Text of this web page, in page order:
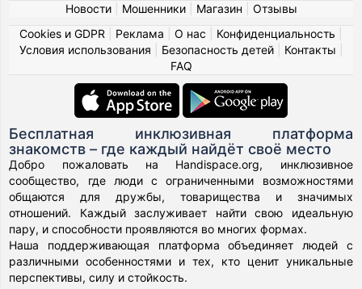
Новости| Мошенники| Магазин
Отзывы
Cookies и GDPR
Реклама О нас Конфиденциальность
Условия использования
Безопасность детей| Контакты
FAQ
Бесплатная инклюзивная платформа
знакомств – где каждый найдёт своё место
Добро пожаловать на Handispace.org, инклюзивное
сообщество, где люди с ограниченными возможностями
общаются для дружбы, товарищества и значимых
отношений. Каждый заслуживает найти свою идеальную
пару, и способности проявляются во многих формах.
Наша поддерживающая платформа объединяет людей с
различными особенностями и тех, кто ценит уникальные
перспективы, силу и стойкость.